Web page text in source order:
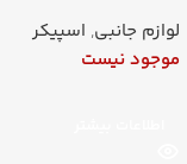
برند دل
لوازم جانبی, اسپیکر
موجود نیست